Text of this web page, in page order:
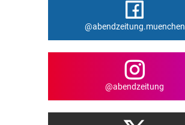
@abendzeitung.muenchen
@abendzeitung